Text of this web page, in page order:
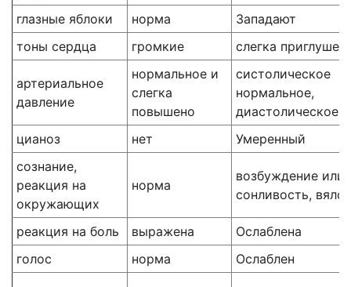
глазные яблоки норма
Западают
тоны сердца
громкие слегка
артериальное
давление
нормальное и
слегка
повышено
систолическое
нормальное,
диастолическое
цианоз
нет
Умеренный
сознание,
реакция на
окружающих
норма
возбуждение или
сонливость,
реакция на боль выражена
Ослаблена
голос
норма Ослаблен